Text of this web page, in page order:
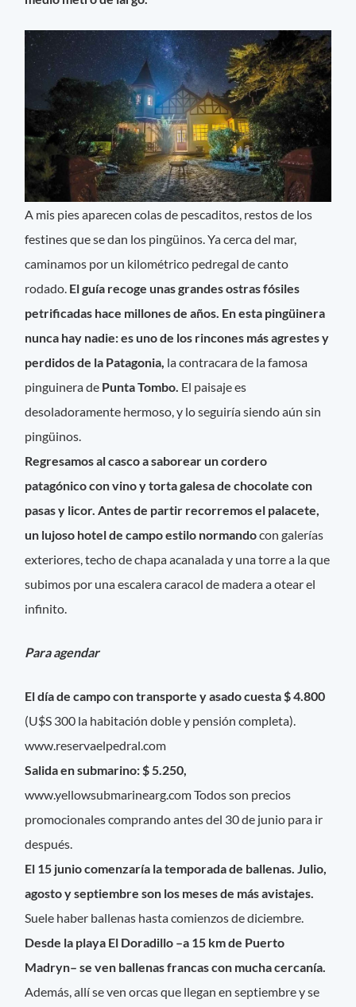
A mis pies aparecen colas de pescaditos, restos de los
festines que se dan los pingüinos. Ya cerca del mar,
caminamos por un kilométrico pedregal de canto
rodado. El guía recoge unas grandes ostras fósiles
petrificadas hace millones de años. En esta pingüinera
nunca hay nadie: es uno de los rincones más agrestes y
perdidos de la Patagonia, la contracara de la famosa
pinguinera de Punta Tombo. El paisaje es
desoladoramente hermoso, y lo seguiría siendo aún sin
pingüinos.
Regresamos al casco a saborear un cordero
patagónico con vino y torta galesa de chocolate con
pasas y licor. Antes de partir recorremos el palacete,
un lujoso hotel de campo estilo normandocon galerías
exteriores, techo de chapa acanalada y una torre a la que
subimos por una escalera caracol de madera a otear el
infinito.
Para agendar
El día de campo con transporte y asado cuesta $ 4.800
(U$S 300 la habitación doble y pensión completa).
www.reservaelpedral.com
Salida en submarino: $ 5.250,
www.yellowsubmarinearg.com Todos son precios
promocionales comprando antes del 30 de junio para ir
después.
El 15 junio comenzaría la temporada de ballenas. Julio,
agosto y septiembre son los meses de más avistajes.
Suele haber ballenas hasta comienzos de diciembre.
Desde la playa El Doradillo –a 15 km de Puerto
Madryn– se ven ballenas francas con mucha cercanía.
Además, allí se ven orcas que llegan en septiembre y se